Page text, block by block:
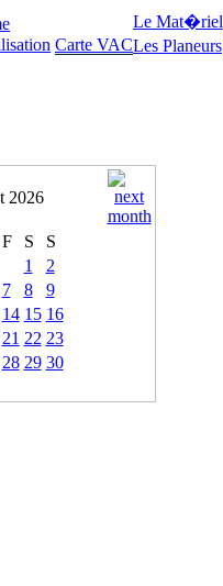
Carte VAC
Le Mat�riel
Les Planeurs
2026
F S
S
1
2
7 8
9
14 15 16
21 22 23
28 29 30